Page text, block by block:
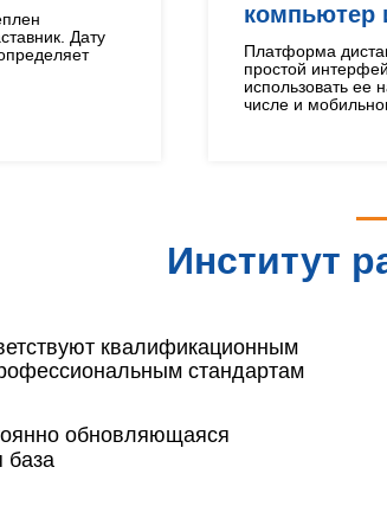
Дату
компьютер
Платформа
простой
использовать ее
числе и
Институт
квалификационным
стандартам
обновляющаяся
база